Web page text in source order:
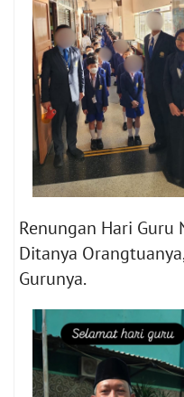
Renungan Hari Guru
Ditanya
Gurunya.